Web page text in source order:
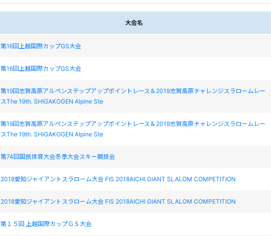
大会名
第16回上越国際カップGS大会
第16回上越国際カップGS大会
第19回志賀高原アルペンステップアップポイントレース＆2019志賀高原チャレンジスラロームレー
スThe 19th. SHIGAKOGEN Alpine Ste
第19回志賀高原アルペンステップアップポイントレース＆2019志賀高原チャレンジスラロームレー
スThe 19th. SHIGAKOGEN Alpine Ste
第74回国民体育大会冬季大会スキー競技会
2018愛知ジャイアントスラローム大会 FIS 2018AICHI GIANT SLALOM COMPETITION
2018愛知ジャイアントスラローム大会 FIS 2018AICHI GIANT SLALOM COMPETITION
第１５回 上越国際カップＧＳ大会